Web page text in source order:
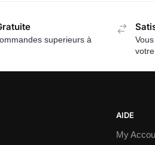
superieurs à
AIDE
My